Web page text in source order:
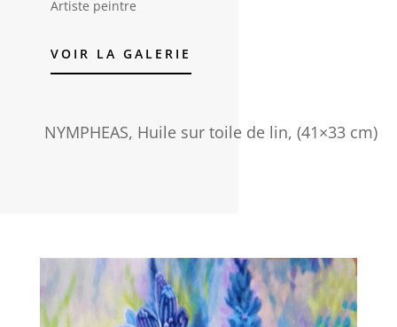
Artiste peintre
VOIR LA GALERIE
NYMPHEAS, Huile sur toile de lin, (41×33 cm)